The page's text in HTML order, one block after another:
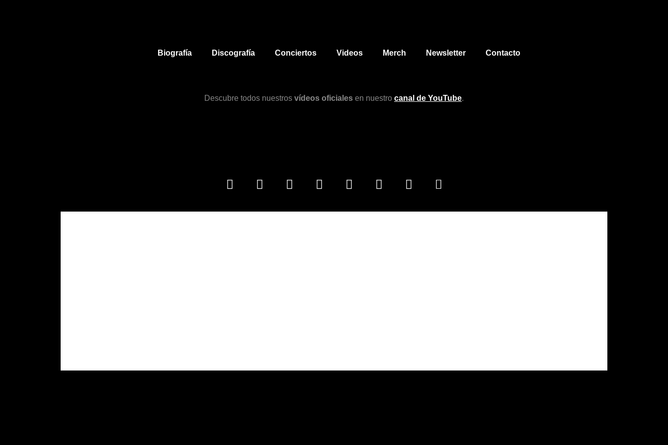
Biografía Discografía Conciertos Videos Merch Newsletter Contacto
Descubre todos nuestros vídeos oficiales en nuestro canal de YouTube.